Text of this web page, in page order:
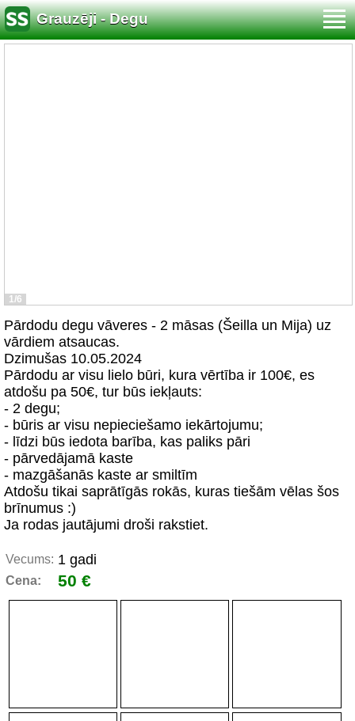
Grauzēji - Degu
1/6
Pārdodu degu vāveres - 2 māsas (Šeilla un Mija) uz
vārdiem atsaucas.
Dzimušas 10.05.2024
Pārdodu ar visu lielo būri, kura vērtība ir 100€, es
atdošu pa 50€, tur būs iekļauts:
- 2 degu;
- būris ar visu nepieciešamo iekārtojumu;
- līdzi būs iedota barība, kas paliks pāri
- pārvedājamā kaste
- mazgāšanās kaste ar smiltīm
Atdošu tikai saprātīgās rokās, kuras tiešām vēlas šos
brīnumus :)
Ja rodas jautājumi droši rakstiet.
Vecums: 1 gadi
Cena: 50 €